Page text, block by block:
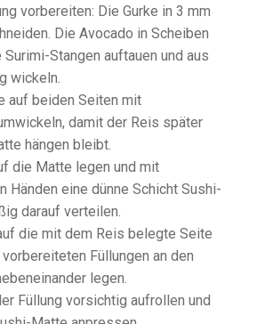
vorbereiten: Die Gurke in 3 mm
Die Avocado in Scheiben
Surimi-Stangen auftauen und aus
wickeln.
auf beiden Seiten mit
damit der Reis später
hängen bleibt.
die Matte legen und mit
Händen eine dünne Schicht Sushi-
darauf verteilen.
die mit dem Reis belegte Seite
Füllungen an den
legen.
Füllung vorsichtig aufrollen und